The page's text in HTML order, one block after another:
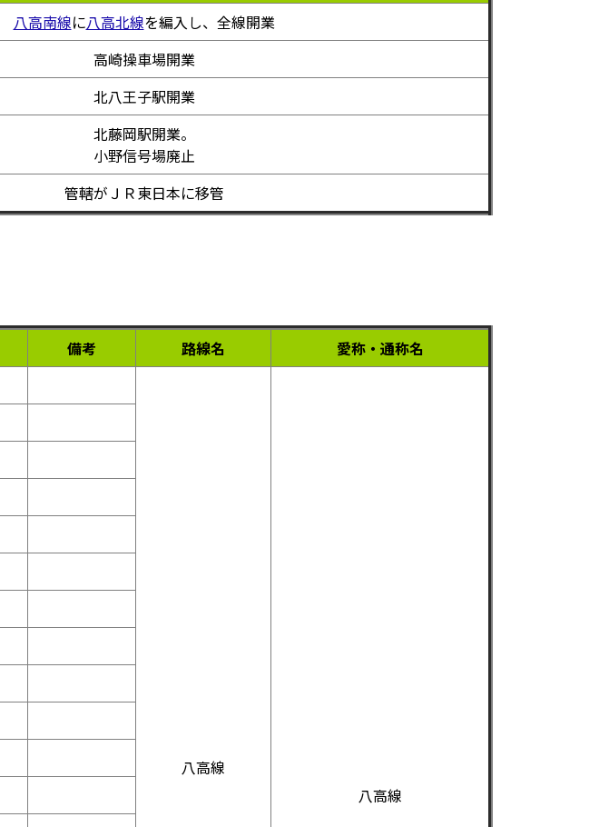
八高南線に八高北線を編入し、全線開業
高崎操車場開業
北八王子駅開業
北藤岡駅開業。
小野信号場廃止
管轄がＪＲ東日本に移管
備考 路線名 愛称・通称名
八高線
八高線